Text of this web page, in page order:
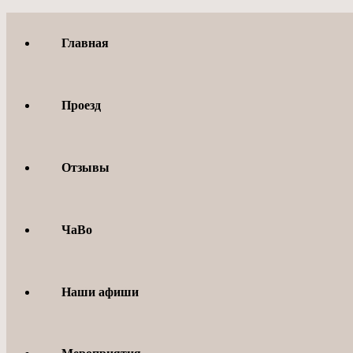
содержимомуГлавная
Проезд
Отзывы
ЧаВо
Наши афиши